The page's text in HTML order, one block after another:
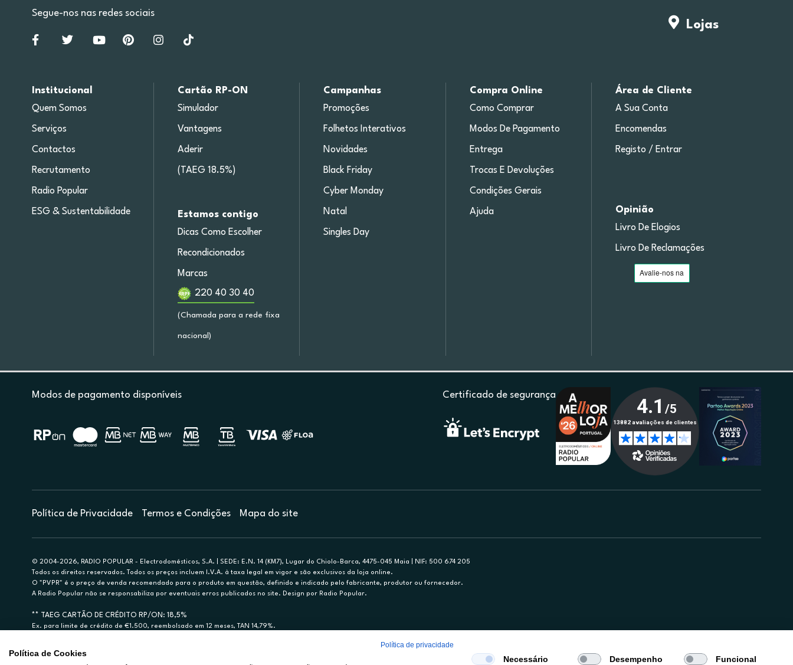
Lojas
Segue-nos nas redes sociais
Institucional
Quem Somos
Serviços
Contactos
Recrutamento
Radio Popular
ESG & Sustentabilidade
Cartão RP-ON
Simulador
Vantagens
Aderir
(TAEG 18.5%)
Estamos contigo
Dicas Como Escolher
Recondicionados
Marcas
220 40 30 40
(Chamada para a rede fixa
nacional)
Campanhas
Promoções
Folhetos Interativos
Novidades
Black Friday
Cyber Monday
Natal
Singles Day
Compra Online
Como Comprar
Modos De Pagamento
Entrega
Trocas E Devoluções
Condições Gerais
Ajuda
Área de Cliente
A Sua Conta
Encomendas
Registo / Entrar
Opinião
Livro De Elogios
Livro De Reclamações
Modos de pagamento disponíveis Certificado de segurança
Política de Privacidade Termos e Condições Mapa do site
© 2004-2026, RADIO POPULAR - Electrodomésticos, S.A. | SEDE: E.N. 14 (KM7), Lugar do Chiolo-Barca, 4475-045 Maia | NIF: 500 674 205
Todos os direitos reservados. Todos os preços incluem I.V.A. à taxa legal em vigor e são exclusivos da loja online.
O "PVPR" é o preço de venda recomendado para o produto em questão, definido e indicado pelo fabricante, produtor ou fornecedor.
A Radio Popular não se responsabiliza por eventuais erros publicados no site. Design por Radio Popular.
** TAEG CARTÃO DE CRÉDITO RP/ON: 18,5%
Ex. para limite de crédito de €1.500, reembolsado em 12 meses, TAN 14,79%.
A Rádio Popular – Eletrodomésticos S.A. (Registo BdP848) atua como intermediário de crédito a título acessório e com exclusividade (registo BdP 2314.)
Política de privacidade
Política de Cookies
Necessário Desempenho Funcional